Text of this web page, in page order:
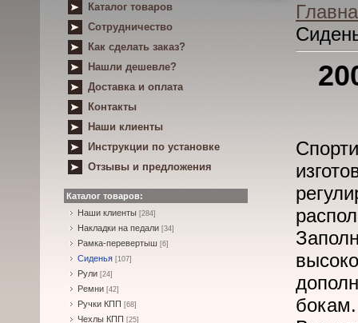
Каталог товаров
Сотрудничество
Как сделать заказ?
Нашли дешевле?
Доставка и оплата
Контакты
Наши клиенты
Инструкции по установке
Отзывы и предложения
Каталог товаров:
Наши клиенты [284]
Накладки на педали [34]
Рамка-перевертыш [6]
Сиденья [107]
Рули [24]
Ремни [42]
Ручки КПП [68]
Чехлы КПП [25]